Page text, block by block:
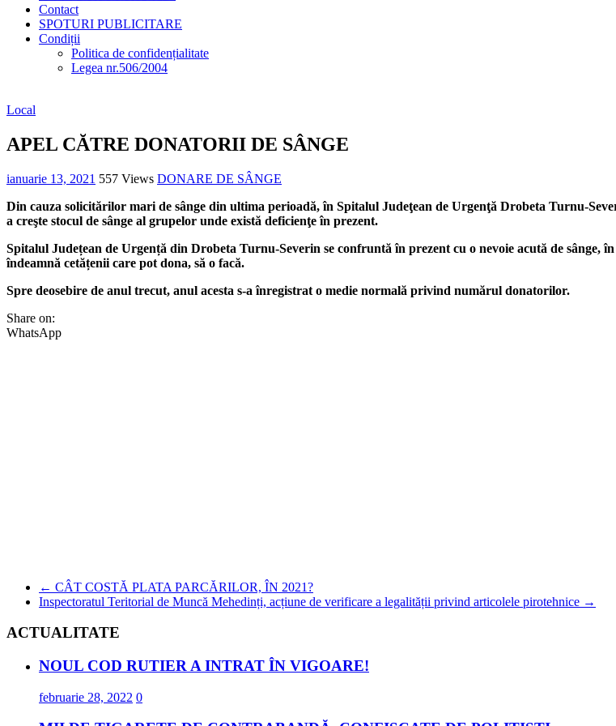
Contact
SPOTURI PUBLICITARE
Condiții
Politica de confidențialitate
Legea nr.506/2004
Local
APEL CĂTRE DONATORII DE SÂNGE
ianuarie 13, 2021 557 Views DONARE DE SÂNGE
Din cauza solicitărilor mari de sânge din ultima perioadă, în Spitalul Judeţean de Urgenţă Drobeta Turnu-
a creşte stocul de sânge al grupelor unde există deficienţe în prezent.
Spitalul Județean de Urgență din Drobeta Turnu-Severin se confruntă în prezent cu o nevoie acută de sânge,
îndeamnă cetățenii care pot dona, să o facă.
Spre deosebire de anul trecut, anul acesta s-a înregistrat o medie normală privind numărul donatorilor.
Share on:
WhatsApp
← CÂT COSTĂ PLATA PARCĂRILOR, ÎN 2021?
Inspectoratul Teritorial de Muncă Mehedinți, acțiune de verificare a legalității privind articolele pirotehnice →
ACTUALITATE
NOUL COD RUTIER A INTRAT ÎN VIGOARE!
februarie 28, 2022 0